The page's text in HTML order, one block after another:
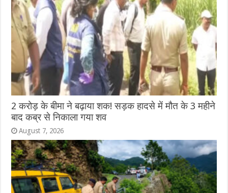
2 करोड़ के बीमा ने बढ़ाया शक! सड़क हादसे में मौत के 3 महीने
बाद कब्र से निकाला गया शव
August 7, 2026